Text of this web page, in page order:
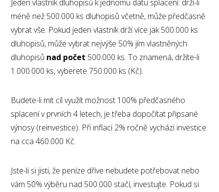
Jeden vlastník dluhopisů k jednomu datu splacení: drží-li
méně než 500.000 ks dluhopisů včetně, může předčasně
vybrat vše. Pokud jeden vlastník drží více jak 500.000 ks
dluhopisů, může vybrat nejvýše 50% jím vlastněných
dluhopisů nad počet 500.000 ks. To znamená, držíte-li
1.000.000 ks, vyberete 750.000 ks (Kč).
Budete-li mít cíl využít možnost 100% předčasného
splacení v prvních 4 letech, je třeba dopočítat připsané
výnosy (reinvestice). Při inflaci 2% ročně vychází investice
na cca 460.000 Kč.
Jste-li si jisti, že peníze dříve nebudete potřebovat nebo
vám 50% výběru nad 500.000 stačí, investujte. Pokud si